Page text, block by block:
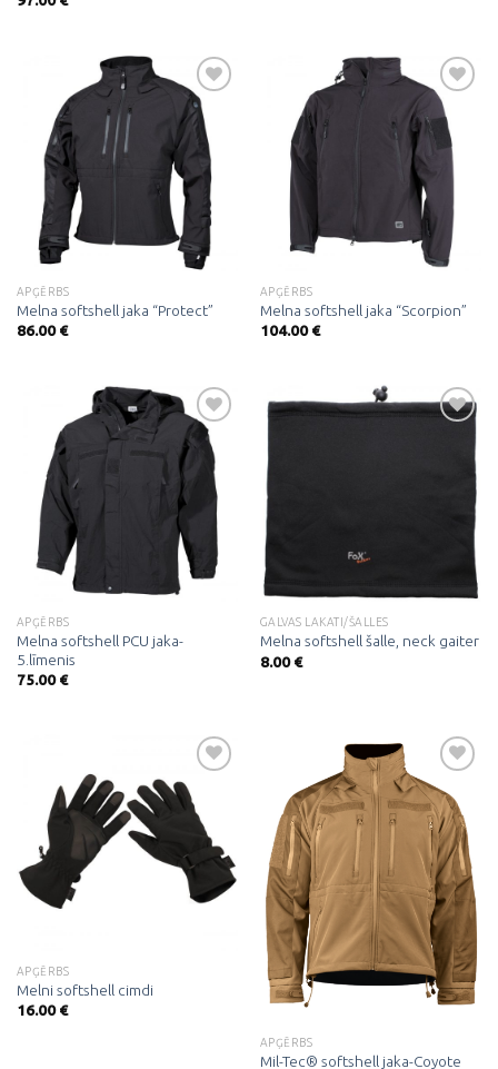
Pievienot
vēlmju
sarakstam
APĢĒRBS
Melna softshell jaka “Protect”
86.00€
Pievienot
vēlmju
sarakstam
APĢĒRBS
Melna softshell jaka “Scorpion”
104.00€
Pievienot
vēlmju
sarakstam
APĢĒRBS
Melna softshell PCU jaka-
5.līmenis
75.00€
GALVAS LAKATI/ŠALLES
Melna softshell šalle, neck gaiter
8.00€
Pievienot
vēlmju
sarakstam
APĢĒRBS
Melni softshell cimdi
16.00€
Pievienot
vēlmju
sarakstam
APĢĒRBS
Mil-Tec® softshell jaka-Coyote